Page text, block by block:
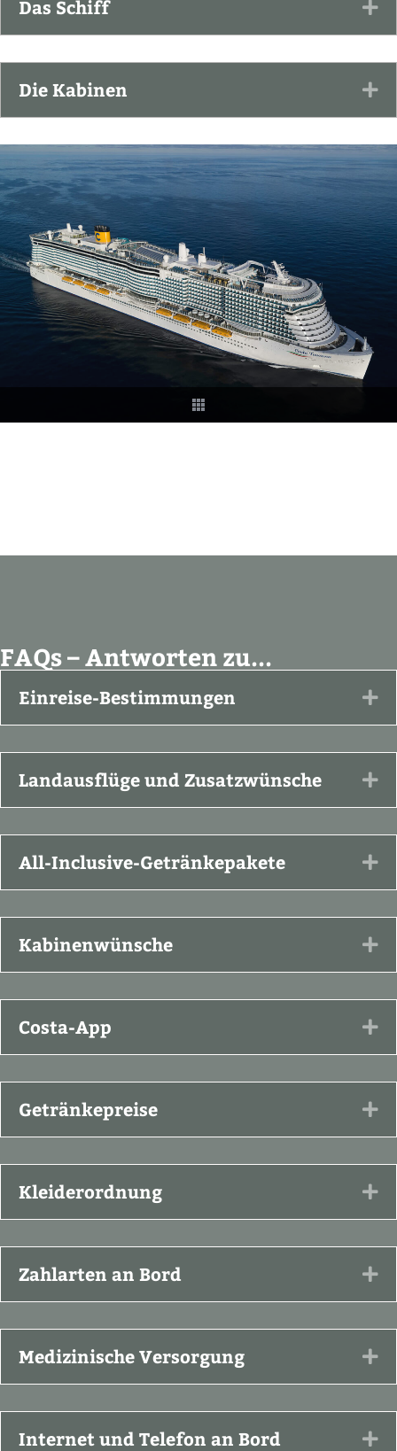
Das Schiff
Die Kabinen
FAQs – Antworten zu...
Einreise-Bestimmungen
Landausflüge und Zusatzwünsche
All-Inclusive-Getränkepakete
Kabinenwünsche
Costa-App
Getränkepreise
Kleiderordnung
Zahlarten an Bord
Medizinische Versorgung
Internet und Telefon an Bord